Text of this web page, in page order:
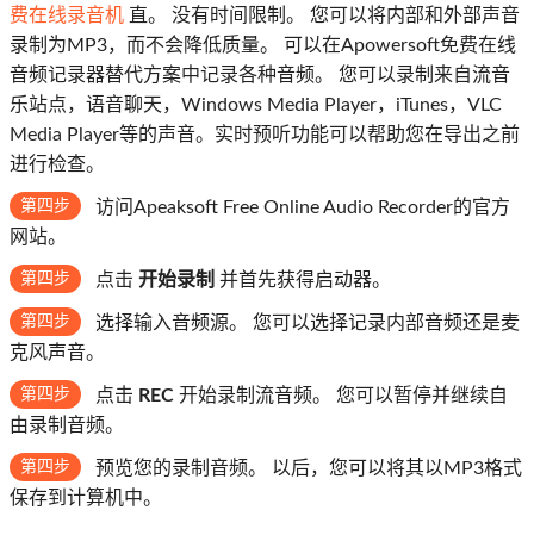
费在线录音机 直。 没有时间限制。 您可以将内部和外部声音
录制为MP3，而不会降低质量。 可以在Apowersoft免费在线
音频记录器替代方案中记录各种音频。 您可以录制来自流音
乐站点，语音聊天，Windows Media Player，iTunes，VLC
Media Player等的声音。实时预听功能可以帮助您在导出之前
进行检查。
第四步
访问Apeaksoft Free Online Audio Recorder的官方
网站。
第四步 点击 开始录制 并首先获得启动器。
第四步
选择输入音频源。 您可以选择记录内部音频还是麦
克风声音。
第四步 点击 REC 开始录制流音频。 您可以暂停并继续自
由录制音频。
第四步
预览您的录制音频。 以后，您可以将其以MP3格式
保存到计算机中。